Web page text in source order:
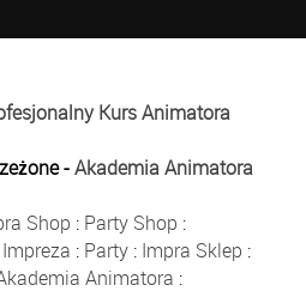
Kurs Animatora
-Akademia Animatora
Shop : Party Shop :
Impreza : Party : Impra Sklep :
Animatora :